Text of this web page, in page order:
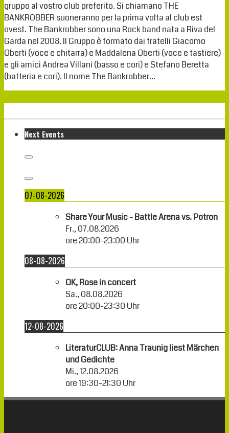
gruppo al vostro club preferito. Si chiamano THE
BANKROBBER suoneranno per la prima volta al club est
ovest. The Bankrobber sono una Rock band nata a Riva del
Garda nel 2008. Il Gruppo è formato dai fratelli Giacomo
Oberti (voce e chitarra) e Maddalena Oberti (voce e tastiere)
e gli amici Andrea Villani (basso e cori) e Stefano Beretta
(batteria e cori). Il nome The Bankrobber…
Next Events
07-08-2026
Share Your Music - Battle Arena vs. Potron
Fr., 07.08.2026
ore20:00-23:00 Uhr
08-08-2026
OK, Rose in concert
Sa., 08.08.2026
ore20:00-23:30 Uhr
12-08-2026
LiteraturCLUB: Anna Traunig liest Märchen
und Gedichte
Mi., 12.08.2026
ore19:30-21:30 Uhr